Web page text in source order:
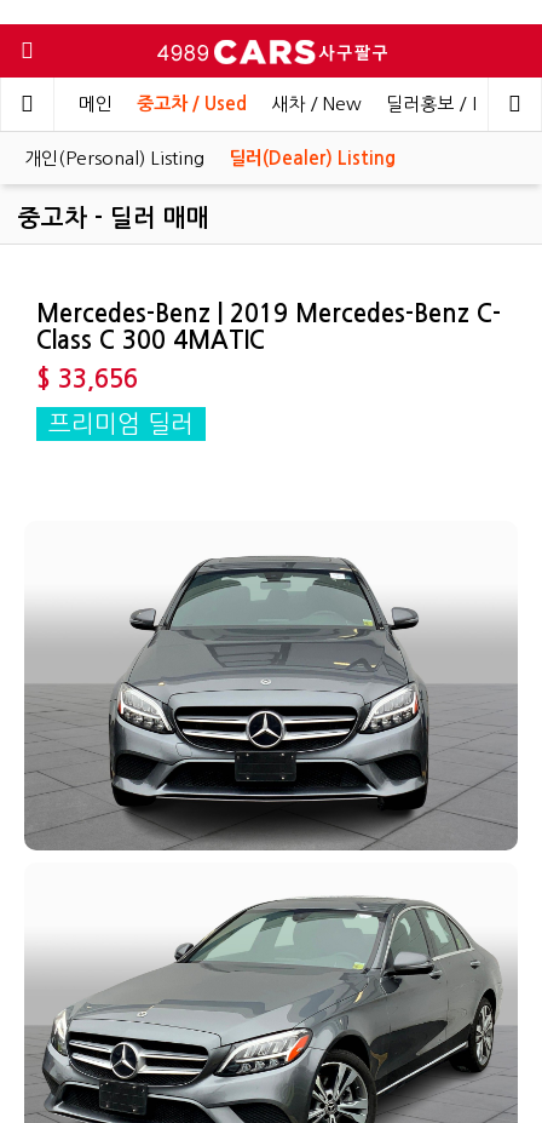
메인 중고차 / Used 새차 / New 딜러홍보 / Dealer
개인(Personal) Listing 딜러(Dealer) Listing
중고차 - 딜러 매매
Mercedes-Benz | 2019 Mercedes-Benz C-
Class C 300 4MATIC
$ 33,656
프리미엄 딜러